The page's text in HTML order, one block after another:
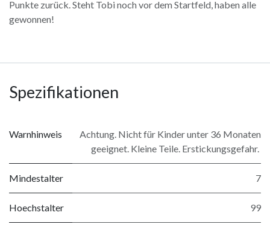
Punkte zurück. Steht Tobi noch vor dem Startfeld, haben alle
gewonnen!
Spezifikationen
Warnhinweis
Achtung. Nicht für Kinder unter 36 Monaten
geeignet. Kleine Teile. Erstickungsgefahr.
Mindestalter 7
Hoechstalter 99